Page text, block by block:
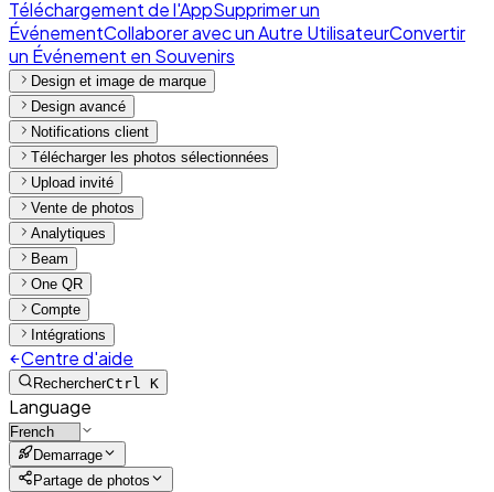
Téléchargement de l'AppSupprimer un
ÉvénementCollaborer avec un Autre UtilisateurConvertir
un Événement en Souvenirs
Design et image de marque
Design avancé
Notifications client
Télécharger les photos sélectionnées
Upload invité
Vente de photos
Analytiques
Beam
One QR
Compte
Intégrations
Centre d'aide
RechercherCtrl K
Language
Demarrage
Partage de photos